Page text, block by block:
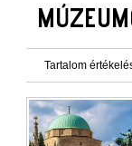
Tartalom